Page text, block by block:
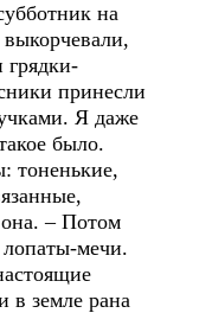
на
принесли
Я даже
было.
тоненькие,
– Потом
мечи.
в земле рана